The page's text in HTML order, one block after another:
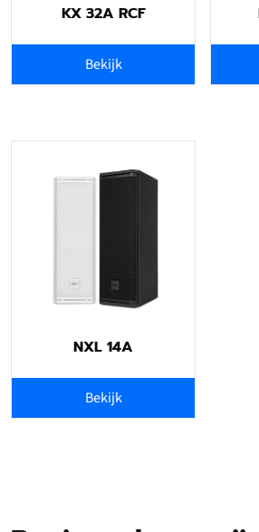
KX 32A RCF
Bekijk
NXL 14A
Bekijk